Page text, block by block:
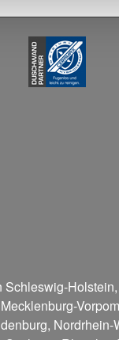
Schleswig-Holstein,
Mecklenburg-
, Nordrhein-